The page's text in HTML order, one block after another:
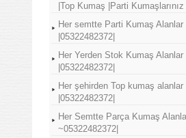
|Top Kumaş |Parti Kumaşlarınız
Her semtte Parti Kumaş Alanlar
|05322482372|
Her Yerden Stok Kumaş Alanlar
|05322482372|
Her şehirden Top kumaş alanlar
|05322482372|
Her Semtte Parça Kumaş
~05322482372|